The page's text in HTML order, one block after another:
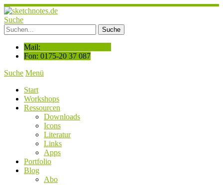
Suche
Mail:
Fon: 0175-20 37 087
Suche Menü
Start
Workshops
Ressourcen
Downloads
Icons
Literatur
Links
Apps
Portfolio
Blog
Abo